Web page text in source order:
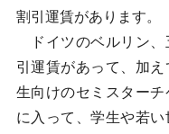
割引運賃があります。
ドイツのベルリン、
引運賃があって、加
生向けのセミスター
に入って、学生や若